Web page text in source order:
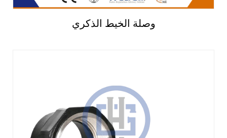
وصلة الخيط الذكري